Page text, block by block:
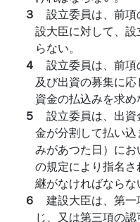
３ 設立委員は、前
設大臣に対して、
らない。
４ 設立委員は、前
及び出資の募集に
資金の払込みを求め
５ 設立委員は、出
金が分割して払い
みがあつた日）に
の規定により指名
継がなければならな
６ 建設大臣は、第
じ、又は第三項の